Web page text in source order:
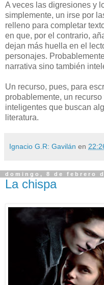
A veces las digresiones y
simplemente, un irse por
relleno para completar
en que, por el contrario,
dejan más huella en el
personajes.
narrativa sino también
Un recurso, pues, para
probablemente, un
inteligentes que buscan
literatura.
Ignacio G.R: Gavilán en
domingo, 8 de febrero
La chispa